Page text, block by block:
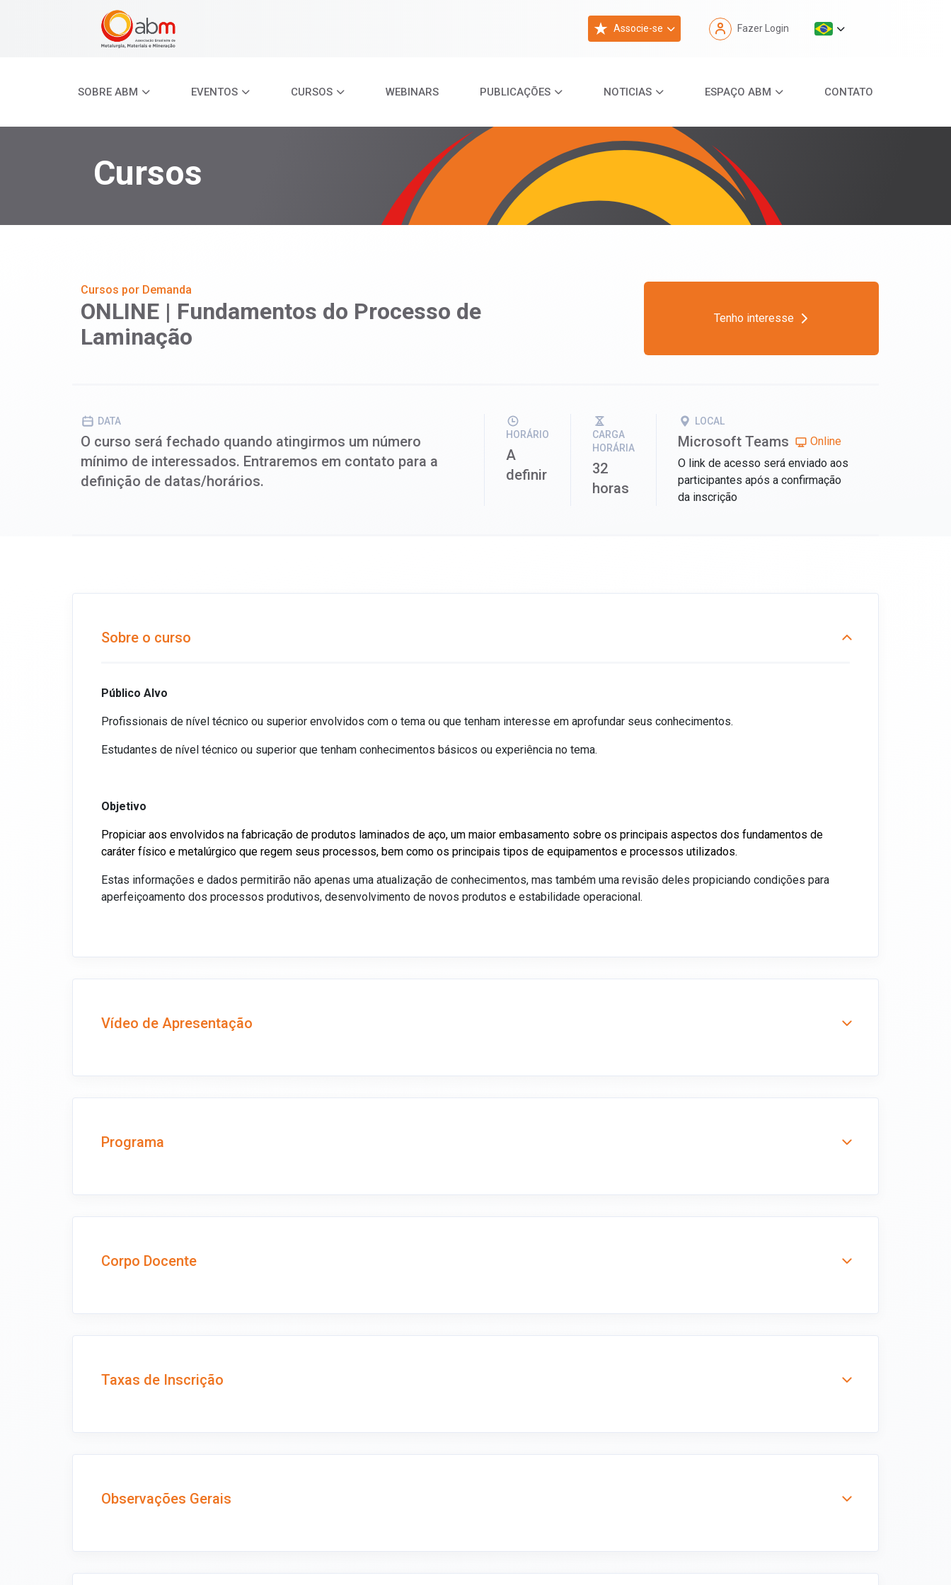
Associe-se Fazer Login
SOBRE ABM EVENTOS CURSOS WEBINARS PUBLICAÇÕES NOTICIAS ESPAÇO ABM CONTATO
Cursos
Cursos por Demanda
ONLINE | Fundamentos do Processo de
Laminação
Tenho interesse
DATA
O curso será fechado quando atingirmos um número
mínimo de interessados. Entraremos em contato para a
definição de datas/horários.
HORÁRIO
A
definir
CARGA
HORÁRIA
32
horas
LOCAL
Microsoft Teams
Online
O link de acesso será enviado aos
participantes após a confirmação
da inscrição
Sobre o curso
Público Alvo
Profissionais de nível técnico ou superior envolvidos com o tema ou que tenham interesse em aprofundar seus conhecimentos.
Estudantes de nível técnico ou superior que tenham conhecimentos básicos ou experiência no tema.
Objetivo
Propiciar aos envolvidos na fabricação de produtos laminados de aço, um maior embasamento sobre os principais aspectos dos fundamentos de
caráter físico e metalúrgico que regem seus processos, bem como os principais tipos de equipamentos e processos utilizados.
Estas informações e dados permitirão não apenas uma atualização de conhecimentos, mas também uma revisão deles propiciando condições para
aperfeiçoamento dos processos produtivos, desenvolvimento de novos produtos e estabilidade operacional.
Vídeo de Apresentação
Programa
Corpo Docente
Taxas de Inscrição
Observações Gerais